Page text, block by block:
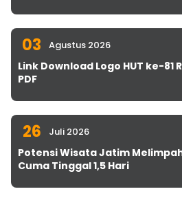
03 Agustus 2026
Link Download Logo HUT ke-81
PDF
26 Juli 2026
Potensi Wisata Jatim
Cuma Tinggal 1,5 Hari